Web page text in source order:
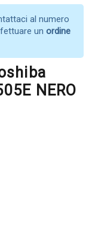
al numero
un ordine
NERO